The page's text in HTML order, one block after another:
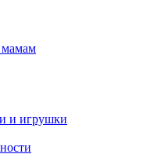
и игрушки